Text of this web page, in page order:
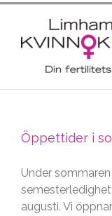
Öppettider i
Under
augusti. Vi